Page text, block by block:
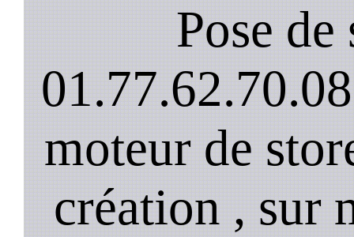
Pose de
moteur de
création , sur